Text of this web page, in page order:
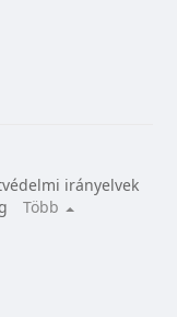
irányelvek
Több